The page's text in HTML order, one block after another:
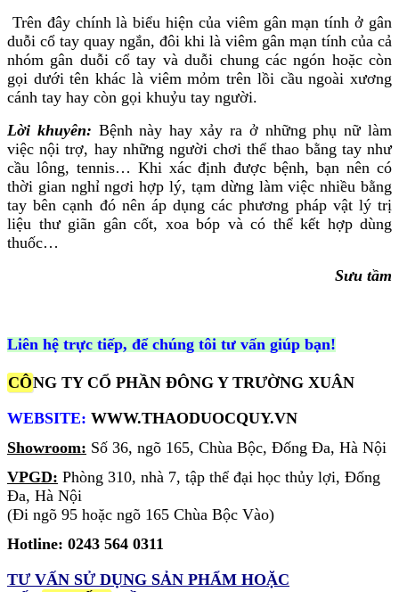
Trên đây chính là biểu hiện của viêm gân mạn tính ở gân
duỗi cổ tay quay ngắn, đôi khi là viêm gân mạn tính của cả
nhóm gân duỗi cổ tay và duỗi chung các ngón hoặc còn
gọi dưới tên khác là viêm mỏm trên lồi cầu ngoài xương
cánh tay hay còn gọi khuỷu tay người.
Lời khuyên: Bệnh này hay xảy ra ở những phụ nữ làm
việc nội trợ, hay những người chơi thể thao bằng tay như
cầu lông, tennis… Khi xác định được bệnh, bạn nên có
thời gian nghỉ ngơi hợp lý, tạm dừng làm việc nhiều bằng
tay bên cạnh đó nên áp dụng các phương pháp vật lý trị
liệu thư giãn gân cốt, xoa bóp và có thể kết hợp dùng
thuốc…
Sưu tầm
Liên hệ trực tiếp, để chúng tôi tư vấn giúp bạn!
CÔNG TY CỔ PHẦN ĐÔNG Y TRƯỜNG XUÂN
WEBSITE: WWW.THAODUOCQUY.VN
Showroom: Số 36, ngõ 165, Chùa Bộc, Đống Đa, Hà Nội
VPGD: Phòng 310, nhà 7, tập thể đại học thủy lợi, Đống
Đa, Hà Nội
(Đi ngõ 95 hoặc ngõ 165 Chùa Bộc Vào)
Hotline: 0243 564 0311
TƯ VẤN SỬ DỤNG SẢN PHẨM HOẶC